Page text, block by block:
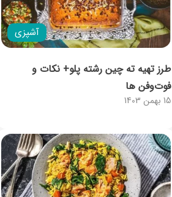
آشپزی
15 بهمن 1403
طرز تهیه ته چین رشته پلو+ نکات و
فوت‌وفن‌ ها